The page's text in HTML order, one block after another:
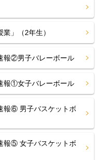
」（2年生）
報②男子バレーボール
報①女子バレーボール
⑥ 男子バスケットボ
⑤ 女子バスケットボ